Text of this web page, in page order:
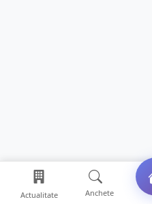
Actualitate Anchete